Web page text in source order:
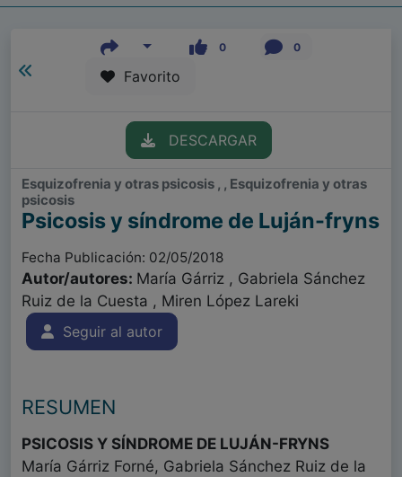
0 0
Favorito
DESCARGAR
Esquizofrenia y otras psicosis , , Esquizofrenia y otras
psicosis
Psicosis y síndrome de Luján-fryns
Fecha Publicación: 02/05/2018
Autor/autores: María Gárriz , Gabriela Sánchez
Ruiz de la Cuesta , Miren López Lareki
Seguir al autor
RESUMEN
PSICOSIS Y SÍNDROME DE LUJÁN-FRYNS
María Gárriz Forné, Gabriela Sánchez Ruiz de la